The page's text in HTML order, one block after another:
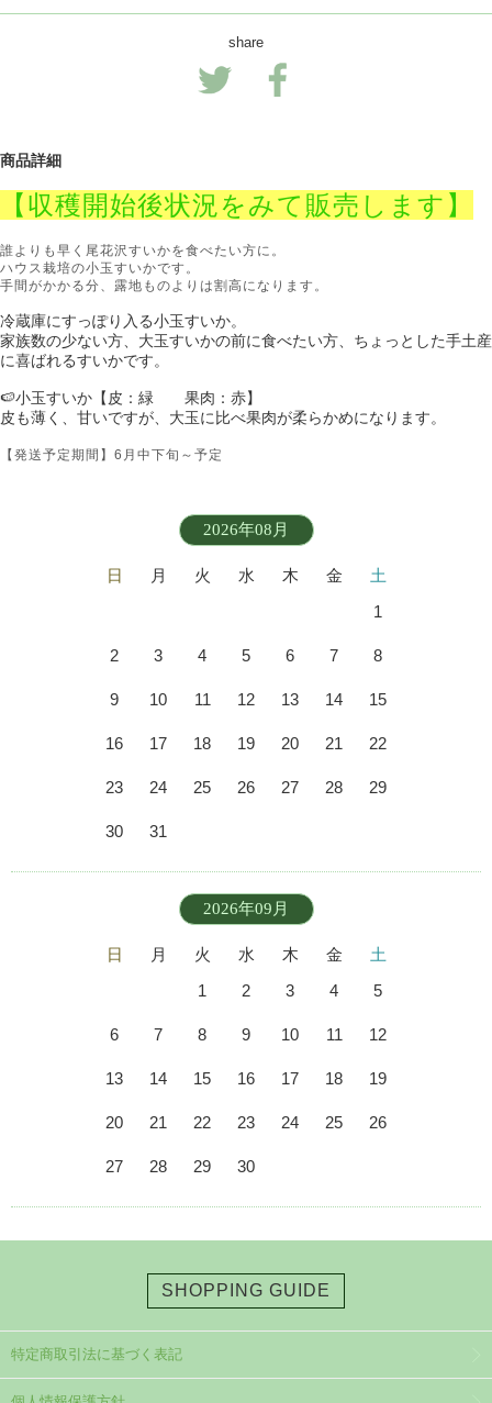
share
商品詳細
【収穫開始後状況をみて販売します】
誰よりも早く尾花沢すいかを食べたい方に。
ハウス栽培の小玉すいかです。
手間がかかる分、露地ものよりは割高になります。
冷蔵庫にすっぽり入る小玉すいか。
家族数の少ない方、大玉すいかの前に食べたい方、ちょっとした手土産
に喜ばれるすいかです。
🍉小玉すいか【皮：緑 果肉：赤】
皮も薄く、甘いですが、大玉に比べ果肉が柔らかめになります。
【発送予定期間】6月中下旬～予定
2026年08月
日 月 火 水 木 金
土
1
2 3 4 5 6 7 8
9 10 11 12 13 14 15
16 17 18 19 20 21 22
23 24 25 26 27 28 29
30 31
2026年09月
日 月 火 水 木 金
土
1
2 3 4 5
6 7 8 9 10 11 12
13 14 15 16 17 18 19
20 21 22 23 24 25 26
27 28 29 30
SHOPPING GUIDE
特定商取引法に基づく表記